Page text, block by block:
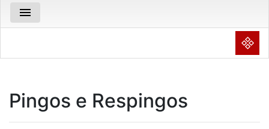
menu
NULL
Pingos e Respingos